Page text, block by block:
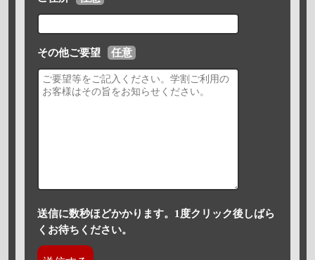
その他ご要望 任意
送信に数秒ほどかかります。1度クリック後しばら
くお待ちください。